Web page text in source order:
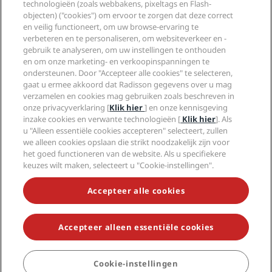
BOEKEN
Sports Approved-hotels
Gezinsvriendelijk hotels
Gezondheid en veiligheid
Media
Vacatures RHG
Vacatures PPHE
Vacatures EHL
The Club by RHG
Hotelontwikkeling
Duurzaam ondernemen
Inkoop
Privacycentrum
Juridische kennisgeving
Algemene voorwaarden voor Radisson Rewards
Gebruikersovereenkomst site
Digitale toegankelijkheid
Verklaring inzake moderne slavernij
Help
Waarschuwingen voor consumenten
Contactgegevens
Veelgestelde vragen
Sitemap
Social media
Radisson Hotels Brands
MIS NOOIT MEER ONZE POPULAIRSTE AANBIEDINGEN
© 2026 Radisson Hotel Group.Alle rechten voorbehouden. RHG
Radisson Hotel Group, Radisson, Radisson RED, Radisson Blu, Radisson
Collection, Radisson Individuals, Park Plaza, Park Inn, Country Inn &
Suites, Prize by Radisson, Radisson Rewards en Radisson Meetings zijn
handelsmerken van de Radisson Hotel Group.
technologieën (zoals webbakens, pixeltags en Flash-
objecten) ("cookies") om ervoor te zorgen dat deze correct
en veilig functioneert, om uw browse-ervaring te
verbeteren en te personaliseren, om websiteverkeer en -
gebruik te analyseren, om uw instellingen te onthouden
en om onze marketing- en verkoopinspanningen te
ondersteunen. Door "Accepteer alle cookies" te selecteren,
gaat u ermee akkoord dat Radisson gegevens over u mag
verzamelen en cookies mag gebruiken zoals beschreven in
onze privacyverklaring [Klik hier] en onze kennisgeving
inzake cookies en verwante technologieën [ Klik hier]. Als
u "Alleen essentiële cookies accepteren" selecteert, zullen
we alleen cookies opslaan die strikt noodzakelijk zijn voor
het goed functioneren van de website. Als u specifiekere
keuzes wilt maken, selecteert u "Cookie-instellingen".
Accepteer alle cookies
Accepteer alleen essentiële cookies
Cookie-instellingen